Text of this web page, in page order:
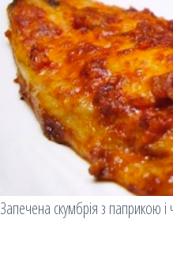
Запечена скумбрія з паприкою